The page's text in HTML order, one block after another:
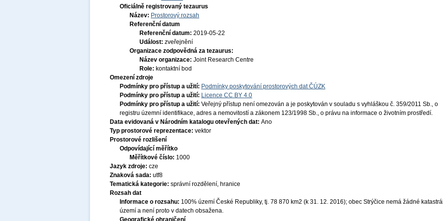
Oficiálně registrovaný tezaurus
Název: Prostorový rozsah
Referenční datum
Referenční datum: 2019-05-22
Událost: zveřejnění
Organizace zodpovědná za tezaurus:
Název organizace: Joint Research Centre
Role: kontaktní bod
Omezení zdroje
Podmínky pro přístup a užití: Podmínky poskytování prostorových dat ČÚZK
Podmínky pro přístup a užití: Licence CC BY 4.0
Podmínky pro přístup a užití: Veřejný přístup není omezován a je poskytován v souladu s vyhláškou č. 359/2011 Sb., o
registru územní identifikace, adres a nemovitostí a zákonem 123/1998 Sb., o právu na informace o životním prostředí.
Data evidovaná v Národním katalogu otevřených dat: Ano
Typ prostorové reprezentace: vektor
Prostorové rozlišení
Odpovídající měřítko
Měřítkové číslo: 1000
Jazyk zdroje: cze
Znaková sada: utf8
Tematická kategorie: správní rozdělení, hranice
Rozsah dat
Informace o rozsahu: 100% území České Republiky, tj. 78 870 km2 (k 31. 12. 2016); obec Strýčice nemá žádné
území a není proto v datech obsažena.
Geografické ohraničení